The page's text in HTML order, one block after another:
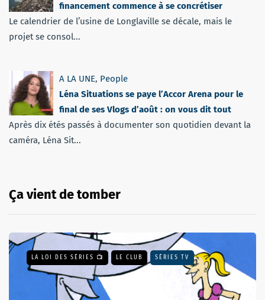
financement commence à se concrétiser
Le calendrier de l’usine de Longlaville se décale, mais le
projet se consol...
A LA UNE, People
Léna Situations se paye l’Accor Arena pour le
final de ses Vlogs d’août : on vous dit tout
Après dix étés passés à documenter son quotidien devant la
caméra, Léna Sit...
Ça vient de tomber
LA LOI DES SÉRIES 📺 LE CLUB SÉRIES TV